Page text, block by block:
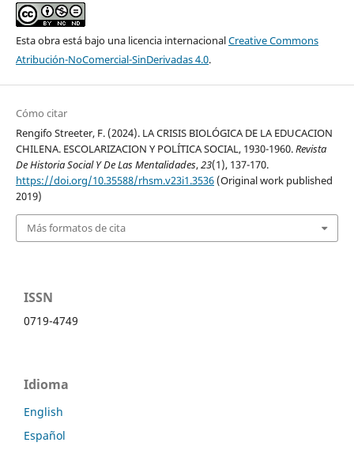
Esta obra está bajo una licencia internacionalCreative Commons
Atribución-NoComercial-SinDerivadas 4.0.
Cómo citar
Rengifo Streeter, F. (2024). LA CRISIS BIOLÓGICA DE LA EDUCACION
CHILENA. ESCOLARIZACION Y POLÍTICA SOCIAL, 1930-1960.Revista
De Historia Social Y De Las Mentalidades,23(1), 137-170.
https://doi.org/10.35588/rhsm.v23i1.3536(Original work published
2019)
Más formatos de cita
ISSN
0719-4749
Idioma
English
Español